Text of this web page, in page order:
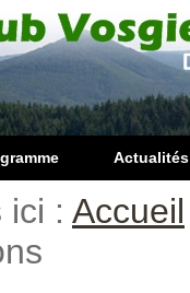
Actualités
ici : Accueil